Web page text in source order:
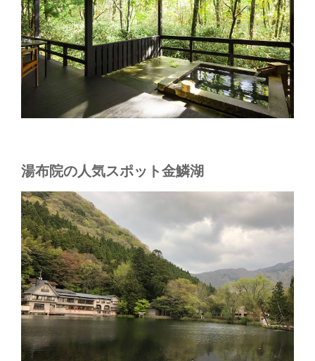
湯布院の人気スポット金鱗湖